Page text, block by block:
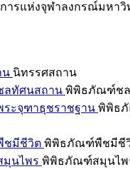
ารแห่งจุฬาลงกรณ์มหาวิ
น นิทรรศสถาน
ทัศนสถาน พิพิธภัณฑ์ช
ะจุฑาธุชราชฐาน พิพิธ
มีชีวิต พิพิธภัณฑ์พืชมีชี
นไพร พิพิธภัณฑ์สมุนไพ